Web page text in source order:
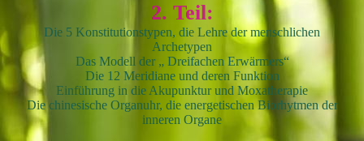
2. Teil:
Die 5 Konstitutionstypen, die Lehre der menschlichen
Archetypen
Das Modell der „ Dreifachen Erwärmers“
Die 12 Meridiane und deren Funktion
Einführung in die Akupunktur und Moxatherapie
Die chinesische Organuhr, die energetischen Biorhytmen der
inneren Organe